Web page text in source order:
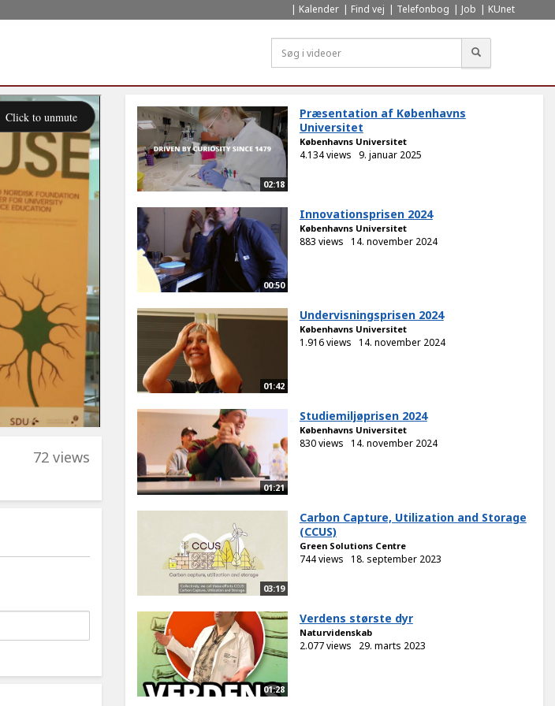
Kalender Find vej Telefonbog Job KUnet
72 views
02:18
Præsentation af Københavns
Universitet
Københavns Universitet
4.134 views 9. januar 2025
00:50
Innovationsprisen 2024
Københavns Universitet
883 views 14. november 2024
01:42
Undervisningsprisen 2024
Københavns Universitet
1.916 views 14. november 2024
01:21
Studiemiljøprisen 2024
Københavns Universitet
830 views 14. november 2024
03:19
Carbon Capture, Utilization and Storage
(CCUS)
Green Solutions Centre
744 views 18. september 2023
01:28
Verdens største dyr
Naturvidenskab
2.077 views 29. marts 2023